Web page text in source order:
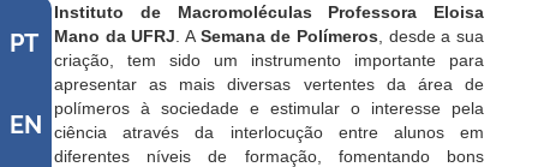
PT
EN
Instituto de Macromoléculas Professora Eloisa
Mano da UFRJ . A Semana de Polímeros , desde a sua
criação, tem sido um instrumento importante para
apresentar as mais diversas vertentes da área de
polímeros à sociedade e estimular o interesse pela
ciência através da interlocução entre alunos em
diferentes níveis de formação, fomentando bons